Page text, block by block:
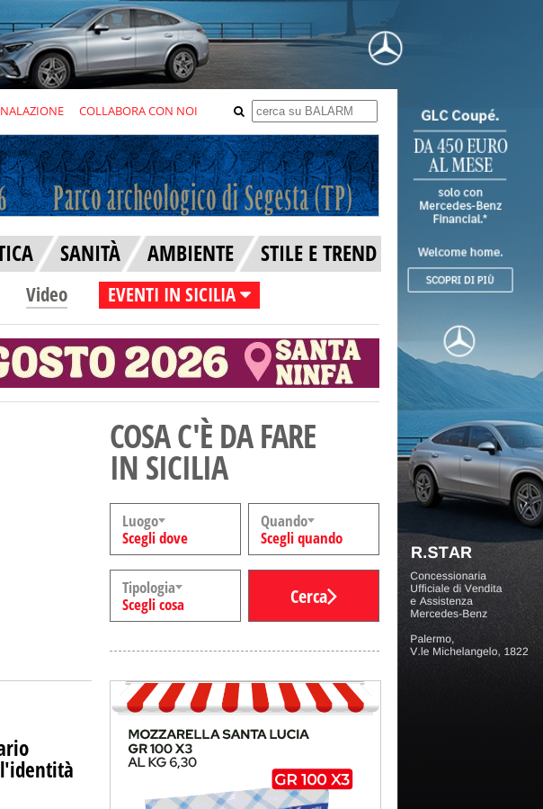
COLLABORA CON NOI
SANITÀ AMBIENTE STILE E TREND
Video EVENTI IN SICILIA
COSA C'È DA FARE
IN SICILIA
Luogo
Scegli dove
Quando
Scegli quando
Tipologia
Scegli cosa
Cerca